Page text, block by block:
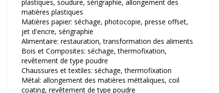
plastiques, soudure, sérigraphie, allongement des
matières plastiques
Matières papier: séchage, photocopie, presse offset,
jet d'encre, sérigraphie
Alimentaire: restauration, transformation des aliments
Bois et Composites: séchage, thermofixation,
revêtement de type poudre
Chaussures et textiles: séchage, thermofixation
Métal: allongement des matières méttaliques, coil
coating, revêtement de type poudre